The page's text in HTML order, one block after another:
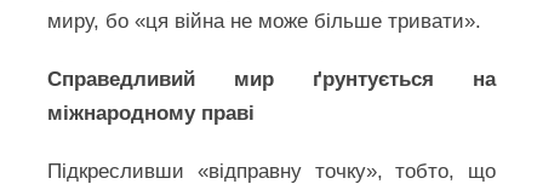
миру, бо «ця війна не може більше тривати».
Справедливий мир ґрунтується на
міжнародному праві
Підкресливши «відправну точку», тобто, що